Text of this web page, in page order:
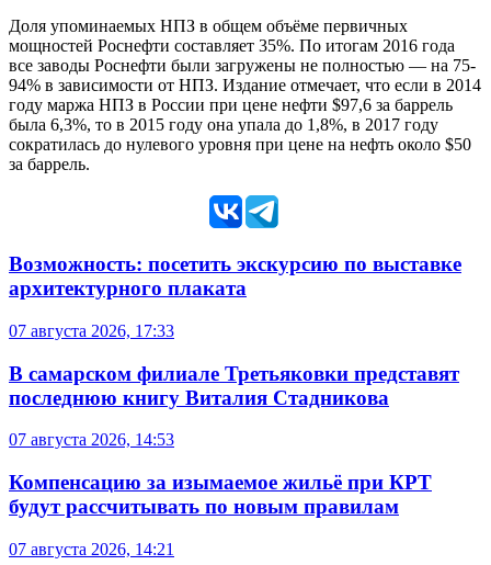
Доля упоминаемых НПЗ в общем объёме первичных
мощностей Роснефти составляет 35%. По итогам 2016 года
все заводы Роснефти были загружены не полностью — на 75-
94% в зависимости от НПЗ. Издание отмечает, что если в 2014
году маржа НПЗ в России при цене нефти $97,6 за баррель
была 6,3%, то в 2015 году она упала до 1,8%, в 2017 году
сократилась до нулевого уровня при цене на нефть около $50
за баррель.
Возможность: посетить экскурсию по выставке
архитектурного плаката
07 августа 2026, 17:33
В самарском филиале Третьяковки представят
последнюю книгу Виталия Стадникова
07 августа 2026, 14:53
Компенсацию за изымаемое жильё при КРТ
будут рассчитывать по новым правилам
07 августа 2026, 14:21